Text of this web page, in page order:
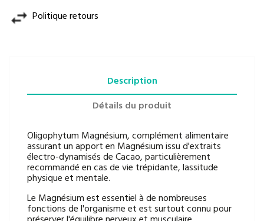
Politique retours
Description
Détails du produit
Oligophytum Magnésium, complément alimentaire
assurant un apport en Magnésium issu d'extraits
électro-dynamisés de Cacao, particulièrement
recommandé en cas de vie trépidante, lassitude
physique et mentale.
Le Magnésium est essentiel à de nombreuses
fonctions de l'organisme et est surtout connu pour